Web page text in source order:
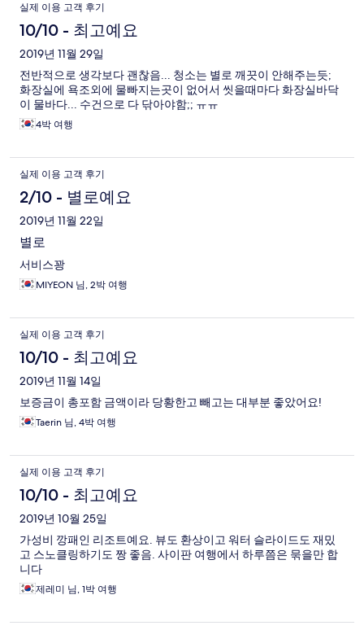
실제 이용 고객 후기
10/10 - 최고예요
2019년 11월 29일
전반적으로 생각보다 괜찮음... 청소는 별로 깨끗이 안해주는듯;
화장실에 욕조외에 물빠지는곳이 없어서 씻을때마다 화장실바닥
이 물바다... 수건으로 다 닦아야함;; ㅠㅠ
4박 여행
실제 이용 고객 후기
2/10 - 별로예요
2019년 11월 22일
별로
서비스꽝
MIYEON 님, 2박 여행
실제 이용 고객 후기
10/10 - 최고예요
2019년 11월 14일
보증금이 총포함 금액이라 당황한고 빼고는 대부분 좋았어요!
Taerin 님, 4박 여행
실제 이용 고객 후기
10/10 - 최고예요
2019년 10월 25일
가성비 깡패인 리조트예요. 뷰도 환상이고 워터 슬라이드도 재밌
고 스노클링하기도 짱 좋음. 사이판 여행에서 하루쯤은 묶을만 합
니다
제레미 님, 1박 여행